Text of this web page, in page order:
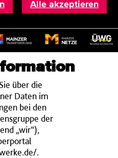
Alle akzeptieren
über die
Daten im
bei den
der
„wir“),
.